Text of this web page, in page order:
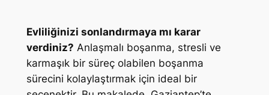
Evliliğinizi sonlandırmaya mı karar
verdiniz? Anlaşmalı boşanma, stresli ve
karmaşık bir süreç olabilen boşanma
sürecini kolaylaştırmak için ideal bir